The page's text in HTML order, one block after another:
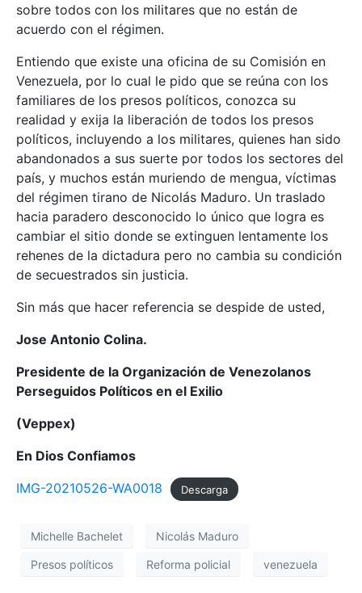
sobre todos con los militares que no están de
acuerdo con el régimen.
Entiendo que existe una oficina de su Comisión en
Venezuela, por lo cual le pido que se reúna con los
familiares de los presos políticos, conozca su
realidad y exija la liberación de todos los presos
políticos, incluyendo a los militares, quienes han sido
abandonados a sus suerte por todos los sectores del
país, y muchos están muriendo de mengua, víctimas
del régimen tirano de Nicolás Maduro. Un traslado
hacia paradero desconocido lo único que logra es
cambiar el sitio donde se extinguen lentamente los
rehenes de la dictadura pero no cambia su condición
de secuestrados sin justicia.
Sin más que hacer referencia se despide de usted,
Jose Antonio Colina.
Presidente de la Organización de Venezolanos
Perseguidos Políticos en el Exilio
(Veppex)
En Dios Confiamos
IMG-20210526-WA0018
Descarga
Michelle Bachelet Nicolás Maduro
Presos políticos Reforma policial venezuela